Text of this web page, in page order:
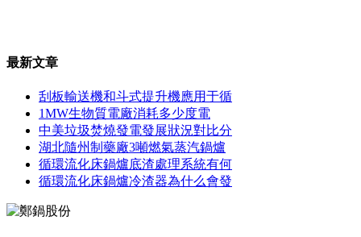
最新文章
刮板輸送機和斗式提升機應用于循
1MW生物質電廠消耗多少度電
中美垃圾焚燒發電發展狀況對比分
湖北隨州制藥廠3噸燃氣蒸汽鍋爐
循環流化床鍋爐底渣處理系統有何
循環流化床鍋爐冷渣器為什么會發